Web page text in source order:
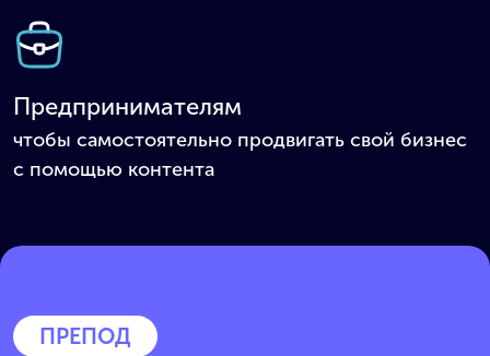
Предпринимателям
чтобы самостоятельно продвигать свой бизнес
с помощью контента
ПРЕПОД